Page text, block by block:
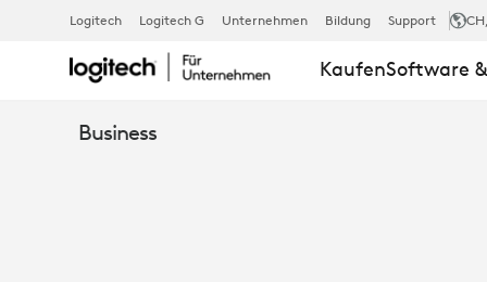
LOGITECH
Logitech Logitech G Unternehmen Bildung Support CH
KaufenSoftware
Business